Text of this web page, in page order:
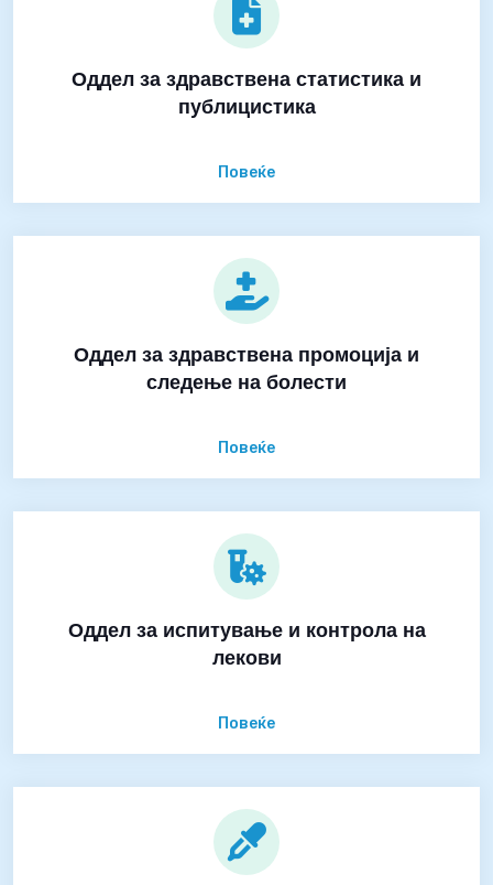
Оддел за здравствена статистика и
публицистика
Повеќе
Оддел за здравствена промоција и
следење на болести
Повеќе
Оддел за испитување и контрола на
лекови
Повеќе